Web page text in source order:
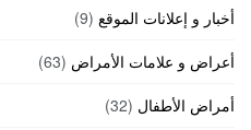
أخبار و إعلانات الموقع (9)
أعراض و علامات الأمراض (63)
أمراض الأطفال (32)